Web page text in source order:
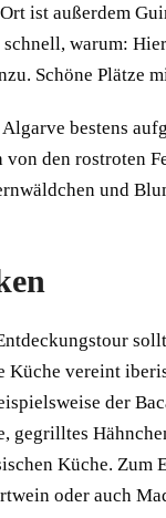
ist außerdem
schnell, warum:
Schöne Plätze
bestens
von den rostroten
und
vereint
der
gegrilltes
Küche. Zum
oder auch